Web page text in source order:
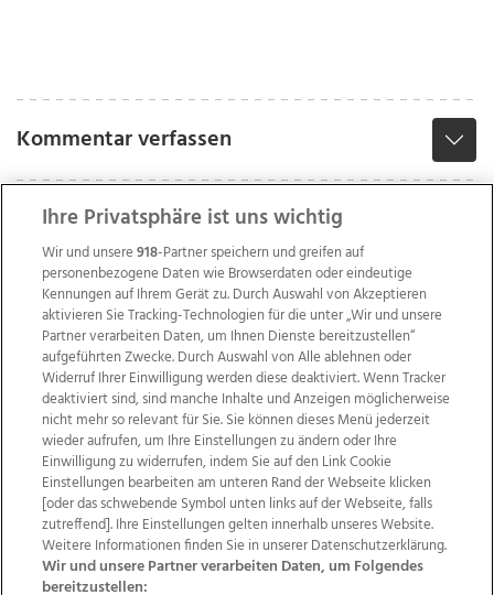
Kommentar verfassen
Wir über uns Mediadaten Kontakt
Jobs
Datenschutz
Impressum
AGB Anzeigekunden
AGB Website
Ehrenkodex Politische Werbung
Ihre Privatsphäre ist uns wichtig
Wir und unsere918-Partner speichern und greifen auf
personenbezogene Daten wie Browserdaten oder eindeutige
Kennungen auf Ihrem Gerät zu. Durch Auswahl von Akzeptieren
aktivieren Sie Tracking-Technologien für die unter „Wir und unsere
Partner verarbeiten Daten, um Ihnen Dienste bereitzustellen“
aufgeführten Zwecke. Durch Auswahl von Alle ablehnen oder
Widerruf Ihrer Einwilligung werden diese deaktiviert. Wenn Tracker
deaktiviert sind, sind manche Inhalte und Anzeigen möglicherweise
nicht mehr so relevant für Sie. Sie können dieses Menü jederzeit
wieder aufrufen, um Ihre Einstellungen zu ändern oder Ihre
Einwilligung zu widerrufen, indem Sie auf den Link Cookie
Einstellungen bearbeiten am unteren Rand der Webseite klicken
[oder das schwebende Symbol unten links auf der Webseite, falls
zutreffend]. Ihre Einstellungen gelten innerhalb unseres Website.
Weitere Informationen finden Sie in unserer Datenschutzerklärung.
Wir und unsere Partner verarbeiten Daten, um Folgendes
bereitzustellen: